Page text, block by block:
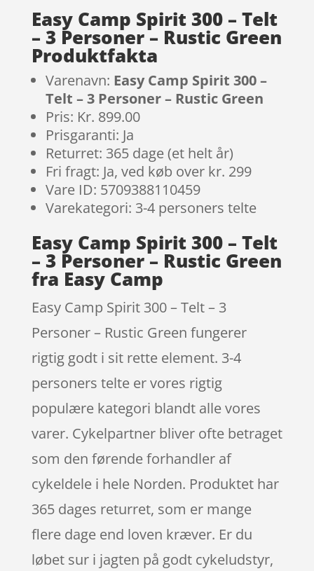
Easy Camp Spirit 300 – Telt
– 3 Personer – Rustic Green
Produktfakta
Varenavn: Easy Camp Spirit 300 –
Telt – 3 Personer – Rustic Green
Pris: Kr. 899.00
Prisgaranti: Ja
Returret: 365 dage (et helt år)
Fri fragt: Ja, ved køb over kr. 299
Vare ID: 5709388110459
Varekategori: 3-4 personers telte
Easy Camp Spirit 300 – Telt
– 3 Personer – Rustic Green
fra Easy Camp
Easy Camp Spirit 300 – Telt – 3
Personer – Rustic Green fungerer
rigtig godt i sit rette element. 3-4
personers telte er vores rigtig
populære kategori blandt alle vores
varer. Cykelpartner bliver ofte betraget
som den førende forhandler af
cykeldele i hele Norden. Produktet har
365 dages returret, som er mange
flere dage end loven kræver. Er du
løbet sur i jagten på godt cykeludstyr,